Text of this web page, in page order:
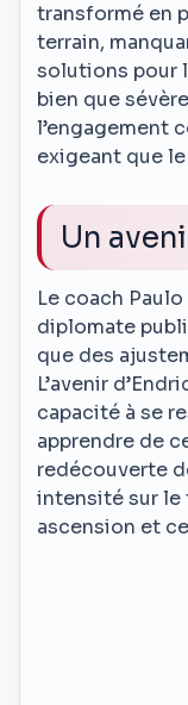
transformé en
terrain,
solutions pour
bien que
l’engagement
exigeant que
Un
Le coach
diplomate
que des
L’avenir
capacité à se
apprendre de
redécouverte
intensité sur le
ascension et